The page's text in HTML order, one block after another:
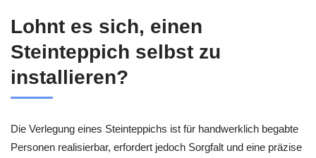
Lohnt es sich, einen
Steinteppich selbst zu
installieren?
Die Verlegung eines Steinteppichs ist für handwerklich begabte
Personen realisierbar, erfordert jedoch Sorgfalt und eine präzise